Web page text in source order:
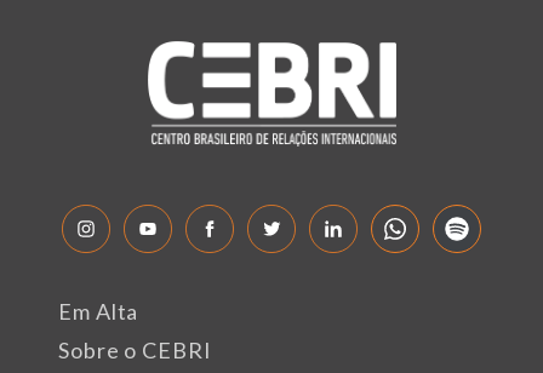
Em Alta
Sobre o CEBRI